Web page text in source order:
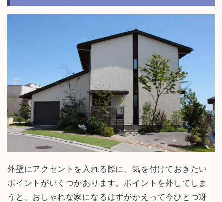
外壁にアクセントを入れる際に、気を付けておきたい
ポイントがいくつかあります。ポイントを外してしま
うと、おしゃれな家になるはずがかえって今ひとつ冴